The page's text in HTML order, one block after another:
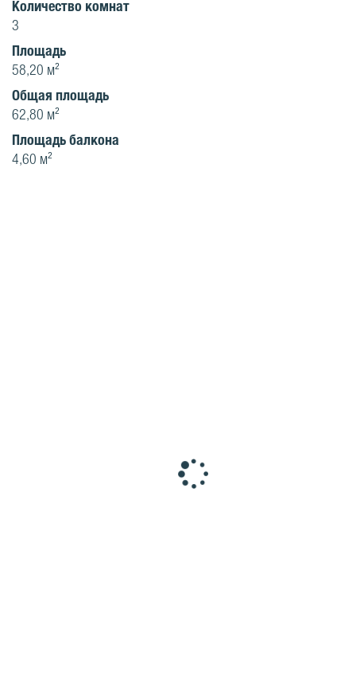
Количество комнат
3
Площадь
58,20 м²
Oбщая площадь
62,80 м²
Площадь балкона
4,60 м²